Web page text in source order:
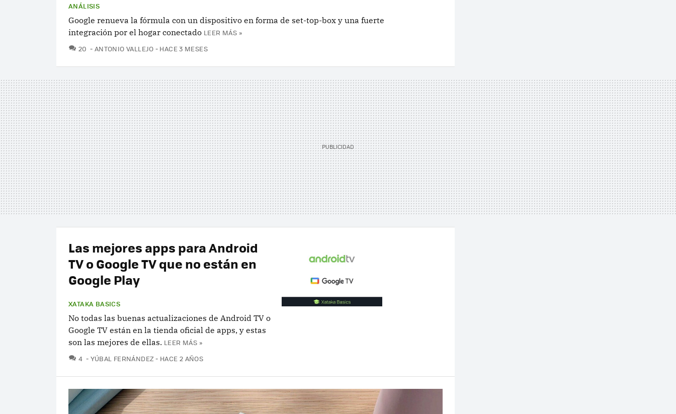
ANÁLISIS
Google renueva la fórmula con un dispositivo en forma de set-top-box y una fuerte
integración por el hogar conectado LEER MÁS »
20 COMENTARIOS
ANTONIO VALLEJO HACE 3 MESES
Las mejores apps para Android
TV o Google TV que no están en
Google Play
XATAKA BASICS
No todas las buenas actualizaciones de Android TV o
Google TV están en la tienda oficial de apps, y estas
son las mejores de ellas. LEER MÁS »
4 COMENTARIOS
YÚBAL FERNÁNDEZ HACE 2 AÑOS